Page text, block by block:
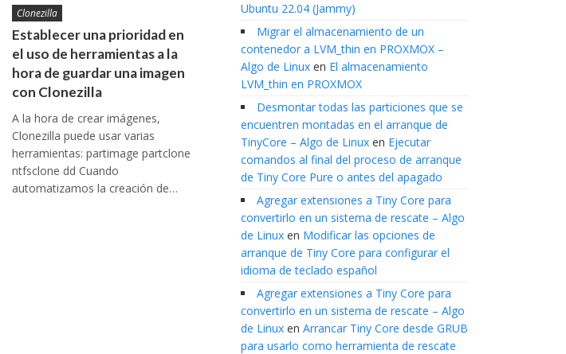
Clonezilla
Establecer una prioridad en
el uso de herramientas a la
hora de guardar una imagen
con Clonezilla
A la hora de crear imágenes,
Clonezilla puede usar varias
herramientas: partimage partclone
ntfsclone dd Cuando
automatizamos la creación de…
Ubuntu 22.04 (Jammy)
Migrar el almacenamiento de un
contenedor a LVM_thin en PROXMOX –
Algo de Linux en El almacenamiento
LVM_thin en PROXMOX
Desmontar todas las particiones que se
encuentren montadas en el arranque de
TinyCore – Algo de Linux en Ejecutar
comandos al final del proceso de arranque
de Tiny Core Pure o antes del apagado
Agregar extensiones a Tiny Core para
convertirlo en un sistema de rescate – Algo
de Linux en Modificar las opciones de
arranque de Tiny Core para configurar el
idioma de teclado español
Agregar extensiones a Tiny Core para
convertirlo en un sistema de rescate – Algo
de Linux en Arrancar Tiny Core desde GRUB
para usarlo como herramienta de rescate